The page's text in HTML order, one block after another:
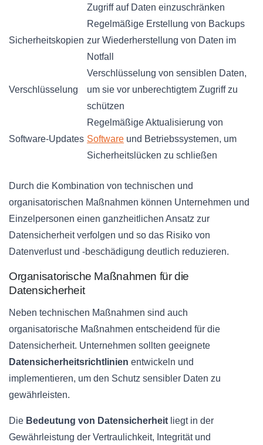
Zugriff auf Daten einzuschränken
Sicherheitskopien
Regelmäßige Erstellung von Backups
zur Wiederherstellung von Daten im
Notfall
Verschlüsselung
Verschlüsselung von sensiblen Daten,
um sie vor unberechtigtem Zugriff zu
schützen
Software-Updates
Regelmäßige Aktualisierung von
Software und Betriebssystemen, um
Sicherheitslücken zu schließen
Durch die Kombination von technischen und
organisatorischen Maßnahmen können Unternehmen und
Einzelpersonen einen ganzheitlichen Ansatz zur
Datensicherheit verfolgen und so das Risiko von
Datenverlust und -beschädigung deutlich reduzieren.
Organisatorische Maßnahmen für die
Datensicherheit
Neben technischen Maßnahmen sind auch
organisatorische Maßnahmen entscheidend für die
Datensicherheit. Unternehmen sollten geeignete
Datensicherheitsrichtlinien entwickeln und
implementieren, um den Schutz sensibler Daten zu
gewährleisten.
Die Bedeutung von Datensicherheit liegt in der
Gewährleistung der Vertraulichkeit, Integrität und